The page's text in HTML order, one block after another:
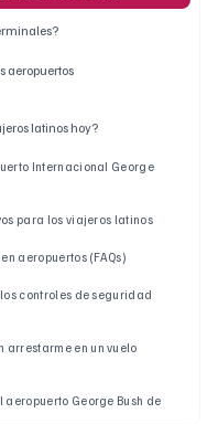
aeropuertos
latinos hoy?
Internacional George
para los viajeros latinos
aeropuertos (FAQs)
controles de seguridad
arrestarme en un vuelo
George Bush de